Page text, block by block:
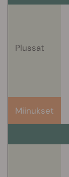
Plussat
Miinukset